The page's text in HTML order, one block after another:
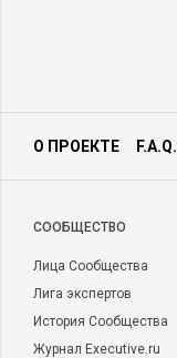
О ПРОЕКТЕ F.A.Q.
CООБЩЕСТВО
Лица Сообщества
Лига экспертов
История Сообщества
Журнал Executive.ru